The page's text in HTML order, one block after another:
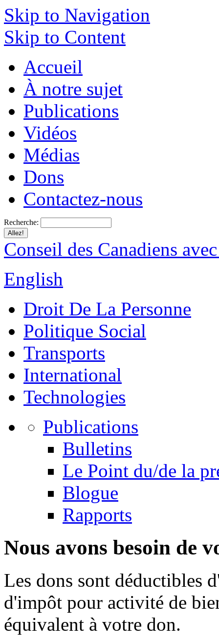
Skip to Navigation
Skip to Content
Accueil
À notre sujet
Publications
Vidéos
Médias
Dons
Contactez-nous
Recherche:
Conseil des Canadiens
English
Droit De La Personne
Politique Social
Transports
International
Technologies
Publications
Bulletins
Le Point du/de la
Blogue
Rapports
Nous avons besoin de
Les dons sont déductibles
d'impôt pour activité de
équivalent à votre don.